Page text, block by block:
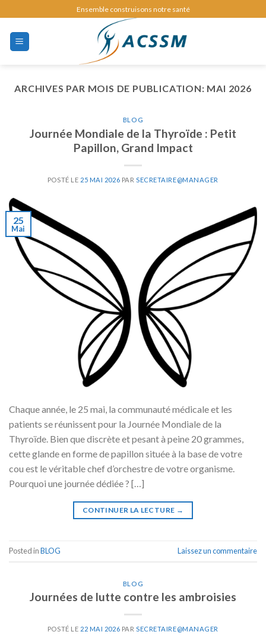
to
content
Ensemble construisons notre santé
ARCHIVES PAR MOIS DE PUBLICATION: MAI 2026
BLOG
Journée Mondiale de la Thyroïde : Petit
Papillon, Grand Impact
POSTÉ LE 25 MAI 2026 PAR SECRETAIRE@MANAGER
25
Mai
Chaque année, le 25 mai, la communauté médicale et les
patients se réunissent pour la Journée Mondiale de la
Thyroïde. Bien que discrète et pesant à peine 20 grammes,
cette glande en forme de papillon située à la base de votre
cou est le véritable chef d’orchestre de votre organisme.
Pourquoi une journée dédiée ? […]
CONTINUER LA LECTURE →
Posted inBLOG Laissez un commentaire
BLOG
Journées de lutte contre les ambroisies
POSTÉ LE 22 MAI 2026 PAR SECRETAIRE@MANAGER